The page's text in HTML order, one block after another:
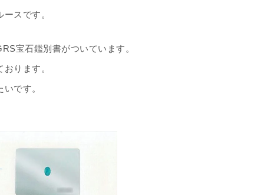
スです。
宝石鑑別書がついています。
ります。
です。